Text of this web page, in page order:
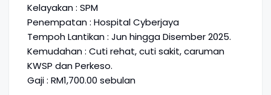
Kelayakan : SPM
Penempatan : Hospital Cyberjaya
Tempoh Lantikan : Jun hingga Disember 2025.
Kemudahan : Cuti rehat, cuti sakit, caruman
KWSP dan Perkeso.
Gaji : RM1,700.00 sebulan